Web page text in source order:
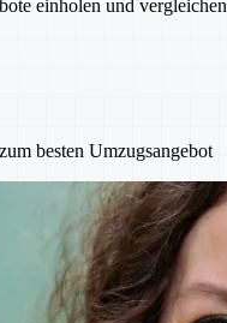
einholen und vergleichen
besten Umzugsangebot